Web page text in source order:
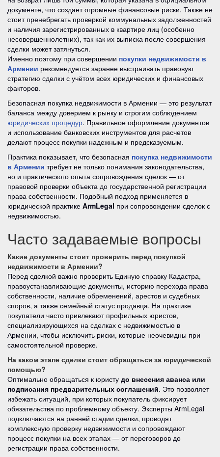
документе, что создает огромные финансовые риски. Также не
стоит пренебрегать проверкой коммунальных задолженностей
и наличия зарегистрированных в квартире лиц (особенно
несовершеннолетних), так как их выписка после совершения
сделки может затянуться.
Именно поэтому при совершении покупки недвижимости в
Армении рекомендуется заранее выстраивать правовую
стратегию сделки с учётом всех юридических и финансовых
факторов.
Безопасная покупка недвижимости в Армении — это результат
баланса между доверием к рынку и строгим соблюдением
юридических процедур. Правильное оформление документов
и использование банковских инструментов для расчетов
делают процесс покупки надежным и предсказуемым.
Практика показывает, что безопасная покупка недвижимости
в Армении требует не только понимания законодательства,
но и практического опыта сопровождения сделок — от
правовой проверки объекта до государственной регистрации
права собственности. Подобный подход применяется в
юридической практике ArmLegal при сопровождении сделок с
недвижимостью.
Часто задаваемые вопросы
Какие документы стоит проверить перед покупкой
недвижимости в Армении?
Перед сделкой важно проверить Единую справку Кадастра,
правоустанавливающие документы, историю перехода права
собственности, наличие обременений, арестов и судебных
споров, а также семейный статус продавца. На практике
покупатели часто привлекают профильных юристов,
специализирующихся на сделках с недвижимостью в
Армении, чтобы исключить риски, которые неочевидны при
самостоятельной проверке.
На каком этапе сделки стоит обращаться за юридической
помощью?
Оптимально обращаться к юристу до внесения аванса или
подписания предварительных соглашений. Это позволяет
избежать ситуаций, при которых покупатель фиксирует
обязательства по проблемному объекту. Эксперты ArmLegal
подключаются на ранней стадии сделки, проводят
комплексную проверку недвижимости и сопровождают
процесс покупки на всех этапах — от переговоров до
регистрации права собственности.